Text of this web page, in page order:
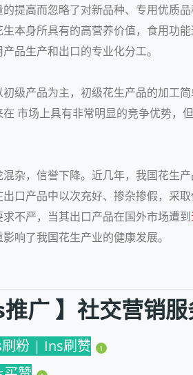
提高而忽略了对新品种、专用优质
本身所具有的高营养价值，食用功
品生产和出口的专业化分工。
级产品为主，初级花生产品的加工
市场上具有非常明显的竞争优势，
杂，信誉下降。近几年，我国花生
口产品中以次充好、掺杂掺假，采
不严，当其出口产品在国外市场遭到
影响了我国花生产业的健康发展。
广 】社交营销
粉 | Ins刷赞 1